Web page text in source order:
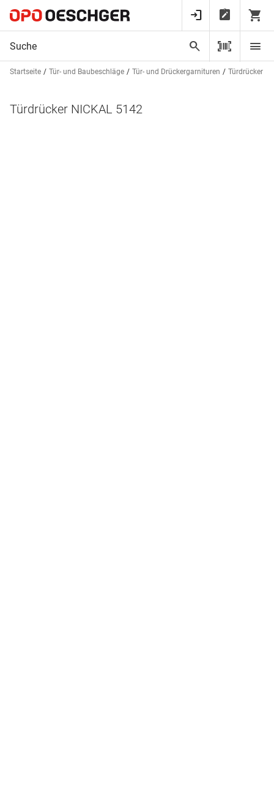
Startseite Tür- und Baubeschläge Tür- und Drückergarnituren Türdrücker
Türdrücker NICKAL 5142